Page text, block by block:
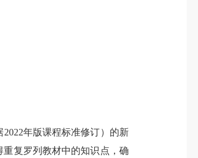
年版课程标准修订）的新
复罗列教材中的知识点，确